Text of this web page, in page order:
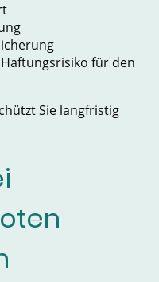
für den
Sie langfristig